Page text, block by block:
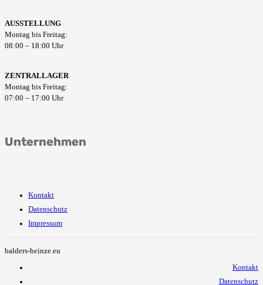
AUSSTELLUNG
Montag bis Freitag:
08:00 – 18:00 Uhr
ZENTRALLAGER
Montag bis Freitag:
07:00 – 17:00 Uhr
Unternehmen
Kontakt
Datenschutz
Impressum
balders-heinze.eu
Kontakt
Datenschutz